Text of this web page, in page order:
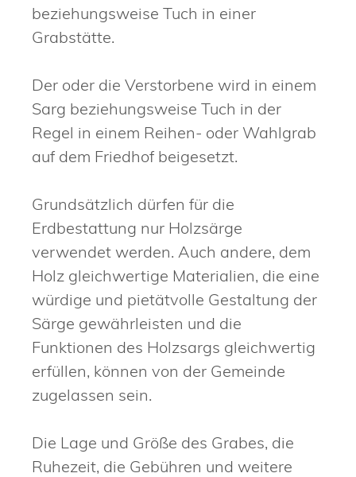
beziehungsweise Tuch in einer
Grabstätte.
Der oder die Verstorbene wird in einem
Sarg beziehungsweise Tuch in der
Regel in einem Reihen- oder Wahlgrab
auf dem Friedhof beigesetzt.
Grundsätzlich dürfen für die
Erdbestattung nur Holzsärge
verwendet werden. Auch andere, dem
Holz gleichwertige Materialien, die eine
würdige und pietätvolle Gestaltung der
Särge gewährleisten und die
Funktionen des Holzsargs gleichwertig
erfüllen, können von der Gemeinde
zugelassen sein.
Die Lage und Größe des Grabes, die
Ruhezeit, die Gebühren und weitere